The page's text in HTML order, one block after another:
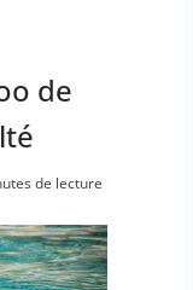
de
de lecture